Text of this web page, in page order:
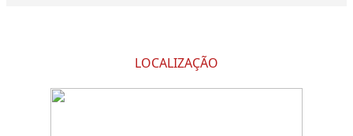
LOCALIZAÇÃO